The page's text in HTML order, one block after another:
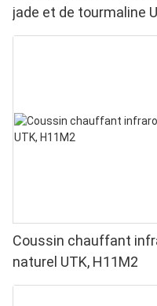
jade et de tourmaline
Coussin chauffant
naturel UTK, H11M2